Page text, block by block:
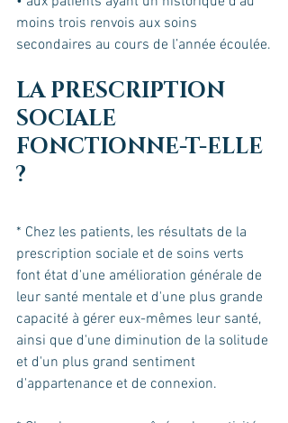
moins trois renvois aux soins
secondaires au cours de l’année écoulée.
LA PRESCRIPTION
SOCIALE
FONCTIONNE-T-ELLE
?
* Chez les patients, les résultats de la
prescription sociale et de soins verts
font état d'une amélioration générale de
leur santé mentale et d'une plus grande
capacité à gérer eux-mêmes leur santé,
ainsi que d'une diminution de la solitude
et d'un plus grand sentiment
d'appartenance et de connexion.